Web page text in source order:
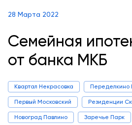
28 Марта 2022
Семейная
от банка МКБ
Квартал Некрасовка Переделкино
Первый Московский Резиденции
Новоград Павлино Заречье Парк